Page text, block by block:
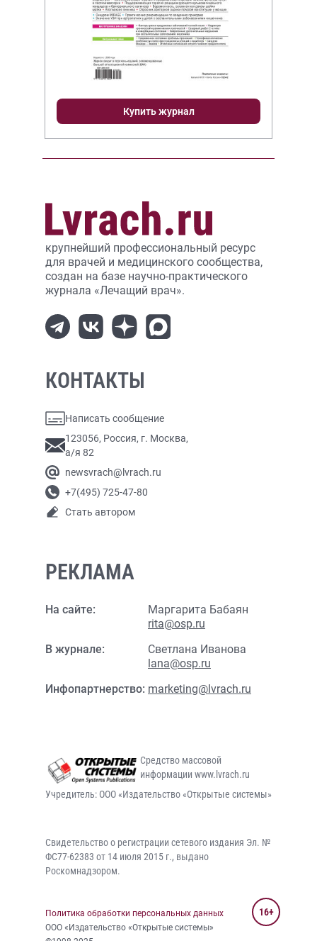
Купить журнал
крупнейший профессиональный ресурс
для врачей и медицинского сообщества,
создан на базе научно-практического
журнала «Лечащий врач».
КОНТАКТЫ
Написать сообщение
123056, Россия, г. Москва,
а/я 82
newsvrach@lvrach.ru
+7(495) 725-47-80
Стать автором
РЕКЛАМА
На сайте:
Маргарита Бабаян
rita@osp.ru
В журнале:
Светлана Иванова
lana@osp.ru
Инфопартнерство: marketing@lvrach.ru
Средство массовой
информации www.lvrach.ru
Учредитель: ООО «Издательство «Открытые системы»
Свидетельство о регистрации сетевого издания Эл. №
ФС77-62383 от 14 июля 2015 г., выдано
Роскомнадзором.
Политика обработки персональных данных
ООО «Издательство «Открытые системы»
16+